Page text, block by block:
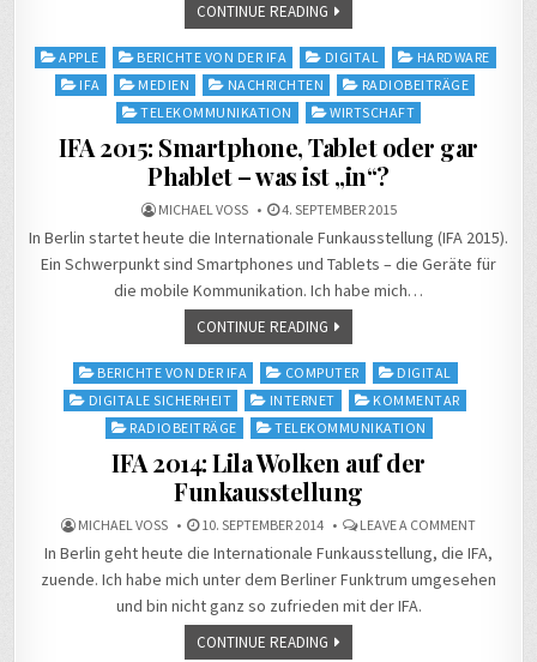
CONTINUE READING
Posted
APPLE BERICHTE VON DER IFA DIGITAL
HARDWARE
IFA
MEDIEN NACHRICHTEN
RADIOBEITRÄGE
TELEKOMMUNIKATION
WIRTSCHAFT
IFA 2015: Smartphone, Tablet oder gar
Phablet – was ist „in“?
MICHAEL VOSS 4. SEPTEMBER 2015
In Berlin startet heute die Internationale Funkausstellung (IFA 2015).
Ein Schwerpunkt sind Smartphones und Tablets – die Geräte für
die mobile Kommunikation. Ich habe mich…
CONTINUE READING
Posted
in
BERICHTE VON DER IFA COMPUTER
DIGITAL
DIGITALE SICHERHEIT
INTERNET
KOMMENTAR
RADIOBEITRÄGE
TELEKOMMUNIKATION
IFA 2014: Lila Wolken auf der
Funkausstellung
MICHAEL VOSS 10. SEPTEMBER 2014 LEAVE A COMMENTON
2014:
LILA
WOLKEN
In Berlin geht heute die Internationale Funkausstellung, die IFA,
zuende. Ich habe mich unter dem Berliner Funktrum umgesehen
und bin nicht ganz so zufrieden mit der IFA.
CONTINUE READING